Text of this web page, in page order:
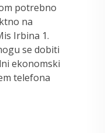
potrebno
na
Irbina 1.
se dobiti
ekonomski
telefona